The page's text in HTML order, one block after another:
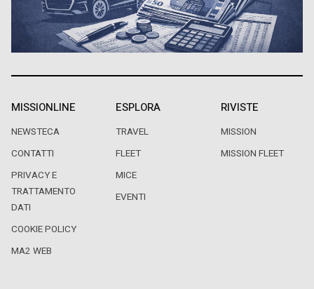
MISSIONLINE
NEWSTECA
CONTATTI
PRIVACY E
TRATTAMENTO
DATI
COOKIE POLICY
MA2 WEB
ESPLORA
TRAVEL
FLEET
MICE
EVENTI
RIVISTE
MISSION
MISSION FLEET